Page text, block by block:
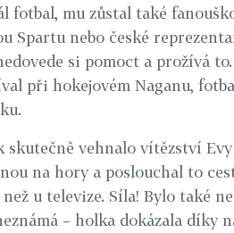
fotbal, mu zůstal také
Spartu nebo české
si pomoct a prožívá to.
při hokejovém Naganu,
skutečně vehnalo vítězství Evy
na hory a poslouchal to
u televize. Síla! Bylo také
– holka dokázala díky